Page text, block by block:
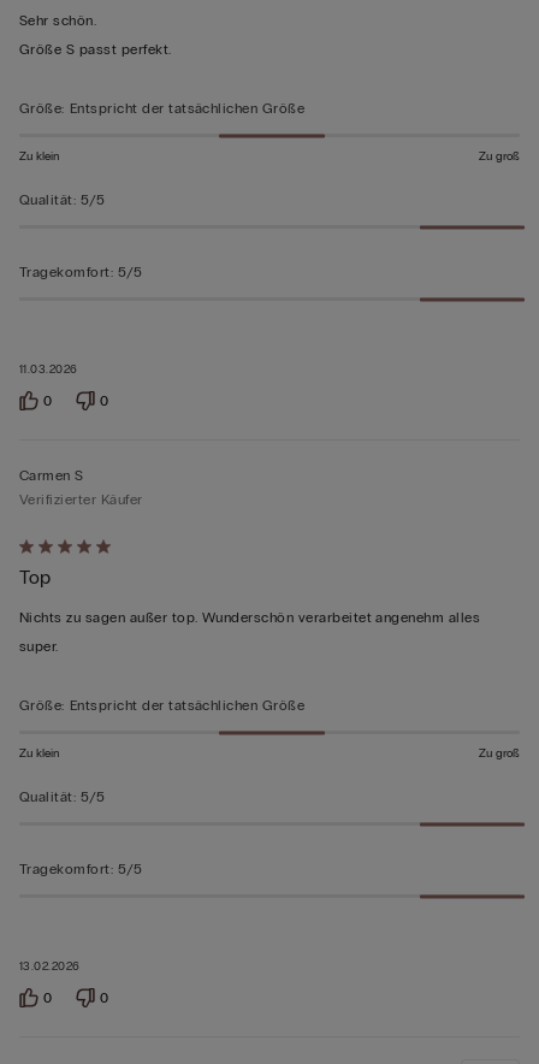
von
5
11.03.2026
Sehr schön.
Größe S passt perfekt.
Größe: Entspricht der tatsächlichen Größe
Zu klein Zu groß
Qualität: 5/5
Tragekomfort: 5/5
0 0
Mit
5
von
5
13.02.2026
Carmen S
Verifizierter Käufer
Top
Nichts zu sagen außer top. Wunderschön verarbeitet angenehm alles
super.
Größe: Entspricht der tatsächlichen Größe
Zu klein Zu groß
Qualität: 5/5
Tragekomfort: 5/5
0 0